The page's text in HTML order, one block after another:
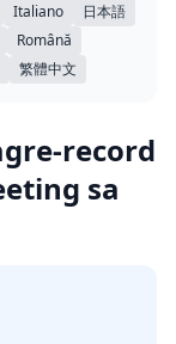
Italiano
日本語
Română
繁體中文
record
sa